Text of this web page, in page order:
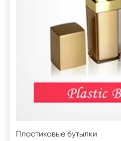
Пластиковые бутылки